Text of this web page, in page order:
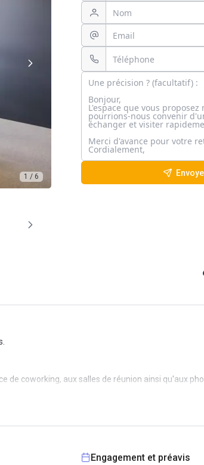
1 / 6
coworking, aux salles de réunion ainsi qu'aux
Engagement et préavis